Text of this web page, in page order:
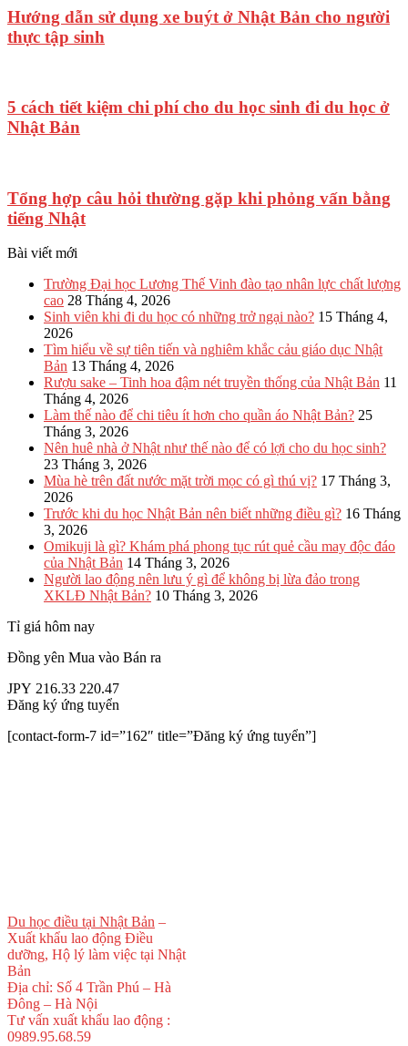
Hướng dẫn sử dụng xe buýt ở Nhật Bản cho người
thực tập sinh
5 cách tiết kiệm chi phí cho du học sinh đi du học ở
Nhật Bản
Tổng hợp câu hỏi thường gặp khi phỏng vấn bằng
tiếng Nhật
Bài viết mới
Trường Đại học Lương Thế Vinh đào tạo nhân lực chất lượng
cao 28 Tháng 4, 2026
Sinh viên khi đi du học có những trở ngại nào? 15 Tháng 4,
2026
Tìm hiểu về sự tiên tiến và nghiêm khắc cảu giáo dục Nhật
Bản 13 Tháng 4, 2026
Rượu sake – Tinh hoa đậm nét truyền thống của Nhật Bản 11
Tháng 4, 2026
Làm thế nào để chi tiêu ít hơn cho quần áo Nhật Bản? 25
Tháng 3, 2026
Nên huê nhà ở Nhật như thế nào để có lợi cho du học sinh?
23 Tháng 3, 2026
Mùa hè trên đất nước mặt trời mọc có gì thú vị? 17 Tháng 3,
2026
Trước khi du học Nhật Bản nên biết những điều gì? 16 Tháng
3, 2026
Omikuji là gì? Khám phá phong tục rút quẻ cầu may độc đáo
của Nhật Bản 14 Tháng 3, 2026
Người lao động nên lưu ý gì để không bị lừa đảo trong
XKLĐ Nhật Bản? 10 Tháng 3, 2026
Tỉ giá hôm nay
Đồng yên Mua vào Bán ra
JPY 216.33 220.47
Đăng ký ứng tuyển
[contact-form-7 id=”162″ title=”Đăng ký ứng tuyển”]
Du học điều tại Nhật Bản –
Xuất khẩu lao động Điều
dưỡng, Hộ lý làm việc tại Nhật
Bản
Địa chỉ: Số 4 Trần Phú – Hà
Đông – Hà Nội
Tư vấn xuất khẩu lao động :
0989.95.68.59